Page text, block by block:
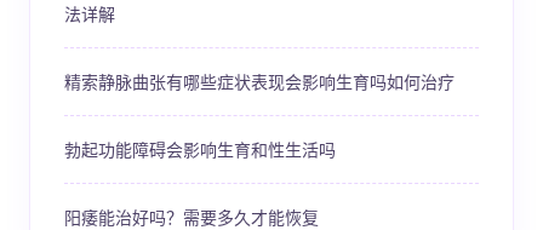
法详解
精索静脉曲张有哪些症状表现会影响生育吗如何治疗
勃起功能障碍会影响生育和性生活吗
阳痿能治好吗？需要多久才能恢复